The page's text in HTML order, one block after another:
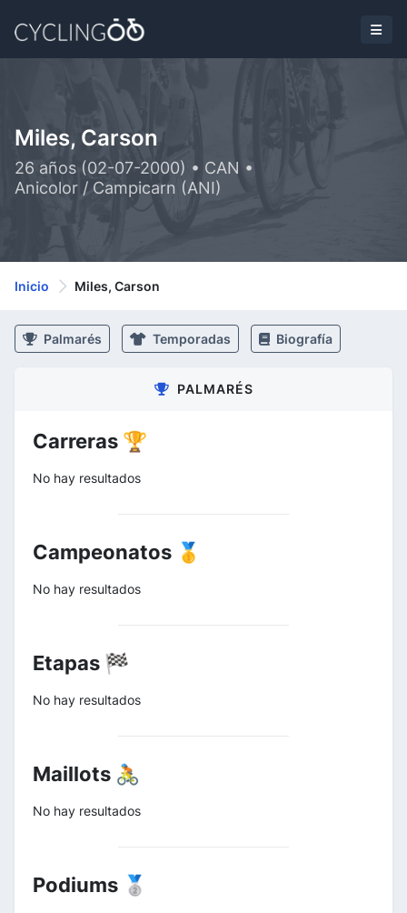
Miles, Carson
26 años (02-07-2000) • CAN •
Anicolor / Campicarn (ANI)
Inicio Miles, Carson
Palmarés Temporadas Biografía
PALMARÉS
Carreras 🏆
No hay resultados
Campeonatos 🥇
No hay resultados
Etapas 🏁
No hay resultados
Maillots 🚴
No hay resultados
Podiums 🥈